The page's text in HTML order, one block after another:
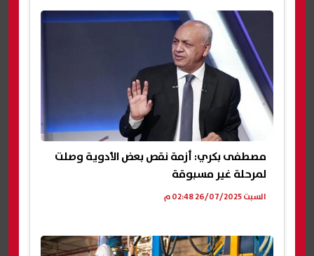
مصطفى بكري: أزمة نقص بعض الأدوية وصلت
لمرحلة غير مسبوقة
السبت 26/07/2025 02:48 م